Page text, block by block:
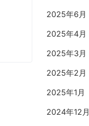
2025年6月
2025年4月
2025年3月
2025年2月
2025年1月
2024年12月